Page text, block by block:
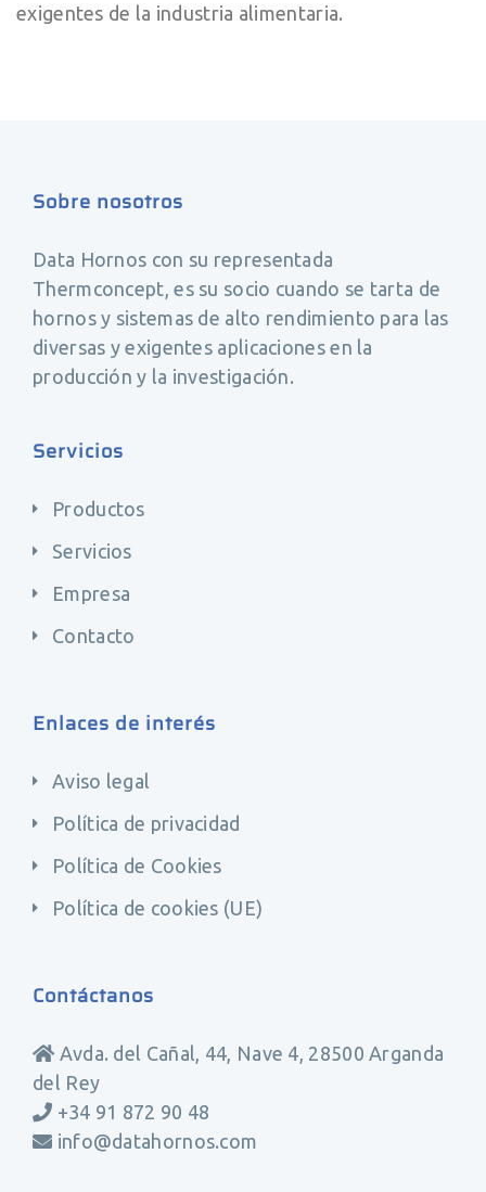
exigentes de la industria alimentaria.
Sobre nosotros
Data Hornos con su representada
Thermconcept, es su socio cuando se tarta de
hornos y sistemas de alto rendimiento para las
diversas y exigentes aplicaciones en la
producción y la investigación.
Servicios
Productos
Servicios
Empresa
Contacto
Enlaces de interés
Aviso legal
Política de privacidad
Política de Cookies
Política de cookies (UE)
Contáctanos
Avda. del Cañal, 44, Nave 4, 28500 Arganda
del Rey
+34 91 872 90 48
info@datahornos.com